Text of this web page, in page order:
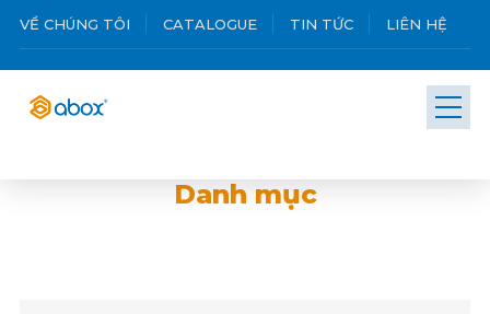
VỀ CHÚNG TÔI CATALOGUE TIN TỨC LIÊN HỆ
Danh mục